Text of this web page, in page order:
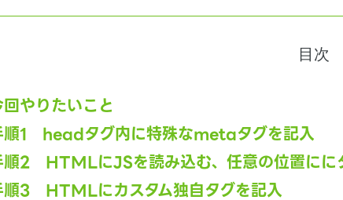
目次
やりたいこと
順1 headタグ内に特殊なmetaタグを記入
順2 HTMLにJSを読み込む、任意の位置にに
順3 HTMLにカスタム独自タグを記入